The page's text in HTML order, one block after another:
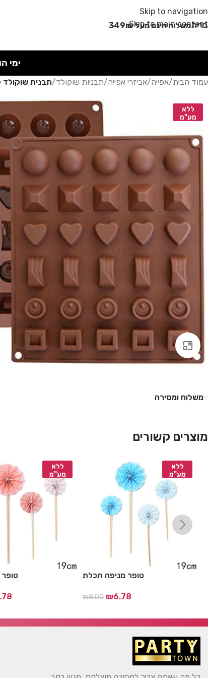
Skip to navigation
Skip to main content
משלוח חינם מעל 349₪
ימי
עמוד הבית/אפייה/אביזרי אפייה/תבניות שוקולד/תבנית שוקולד
לחץ להגדלה
ללא
מע"מ
משלוח ומסירה
מוצרים קשורים
ללא
מע"מ
טופר
ללא
מע"מ
טופר מניפה תכלת
₪8.00 ₪6.78